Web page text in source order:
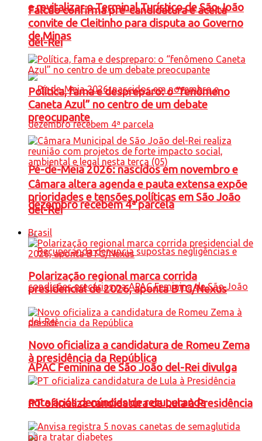
e revitalizar o Terminal Turístico de São João
del-Rei
Pé-de-Meia 2026: nascidos em novembro e
dezembro recebem 4ª parcela
APAC Feminina de São João del-Rei divulga
nota após denúncias de recuperanda
Falcão confirma pré-candidatura e aceita
convite de Cleitinho para disputa ao Governo
de Minas
Política, fama e despreparo: o “fenômeno
Caneta Azul” no centro de um debate
preocupante
Câmara altera agenda e pauta extensa expõe
prioridades e tensões políticas em São João
del-Rei
Brasil
Polarização regional marca corrida
presidencial de 2026, aponta BTG/Nexus
Novo oficializa a candidatura de Romeu Zema
à presidência da República
PT oficializa candidatura de Lula à Presidência